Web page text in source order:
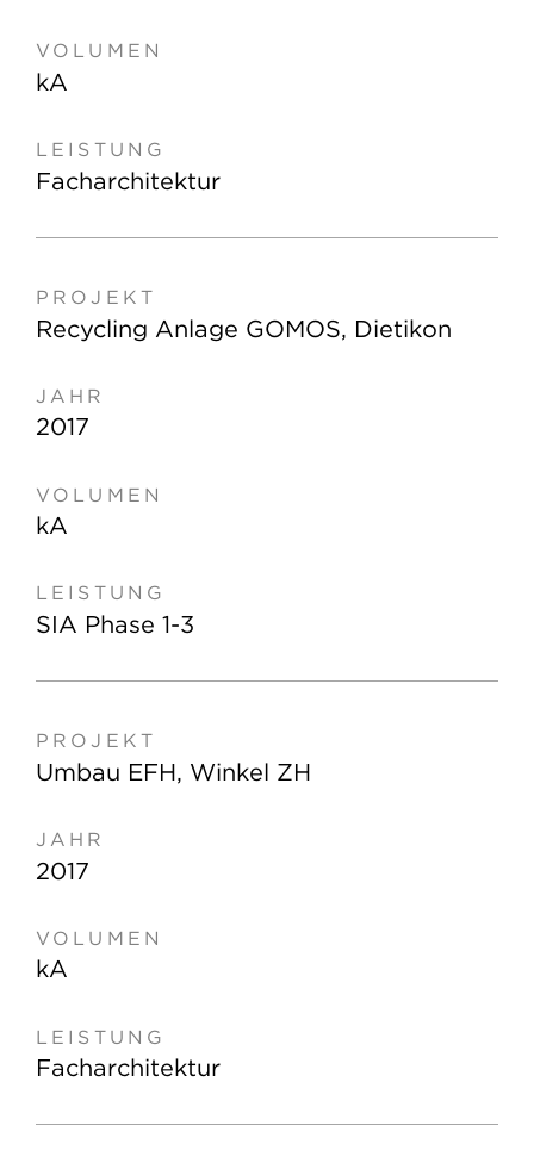
kA
Facharchitektur
Recycling Anlage GOMOS, Dietikon
2017
kA
SIA Phase 1-3
Umbau EFH, Winkel ZH
2017
kA
Facharchitektur